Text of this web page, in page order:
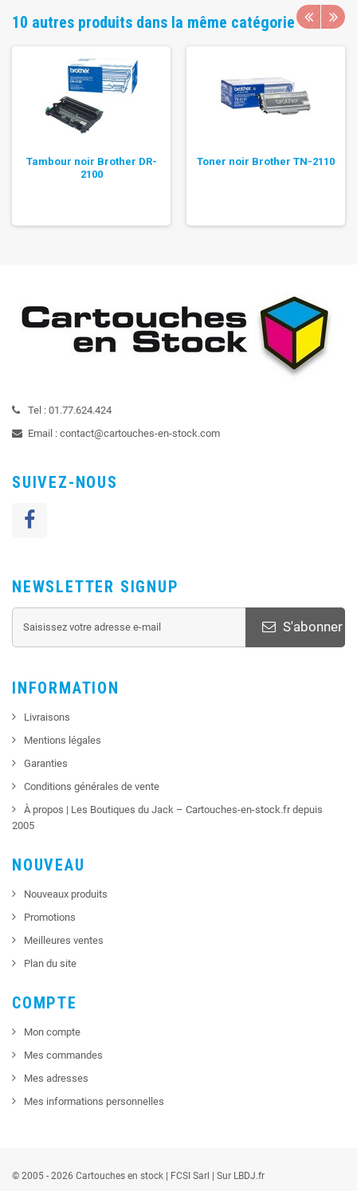
10 autres produits dans la même catégorie
Tambour noir Brother DR-
2100
Toner noir Brother TN-2110
Tel : 01.77.624.424
Email : contact@cartouches-en-stock.com
SUIVEZ-NOUS
NEWSLETTER SIGNUP
S'abonner
INFORMATION
Livraisons
Mentions légales
Garanties
Conditions générales de vente
À propos | Les Boutiques du Jack – Cartouches-en-stock.fr depuis
2005
NOUVEAU
Nouveaux produits
Promotions
Meilleures ventes
Plan du site
COMPTE
Mon compte
Mes commandes
Mes adresses
Mes informations personnelles
© 2005 - 2026 Cartouches en stock | FCSI Sarl | Sur LBDJ.fr